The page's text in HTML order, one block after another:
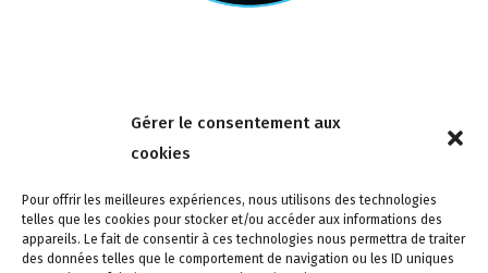
Gérer le consentement aux
cookies
Pour offrir les meilleures expériences, nous utilisons des technologies
telles que les cookies pour stocker et/ou accéder aux informations des
appareils. Le fait de consentir à ces technologies nous permettra de traiter
des données telles que le comportement de navigation ou les ID uniques
4 rue de la Tour 85150 Les Achards